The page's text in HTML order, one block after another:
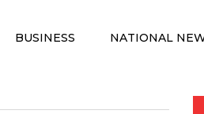
BUSINESS NATIONAL